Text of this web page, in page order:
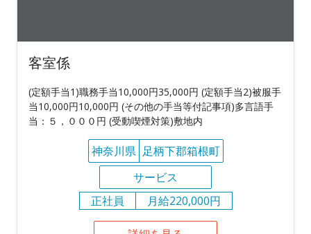
客室係
(定額手当1)職務手当10,000円35,000円 (定額手当2)被服手
当10,000円10,000円 (その他の手当等付記事項)多言語手
当：５，０００円 (受動喫煙対策)敷地内
神奈川県 足柄下郡箱根町
サービス
正社員
月給220,000円